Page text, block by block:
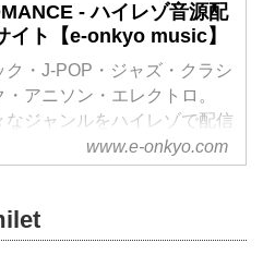
- ハイレゾ音源配
イト【e-onkyo music】
ク・J-POP・ジャズ・クラシ
・アニソン・エレクトロ。
なジャンルをハイレゾで配信
WAV・flac・DSDなど各種フ
マット選択も可能。ハイレゾ
www.e-onkyo.com